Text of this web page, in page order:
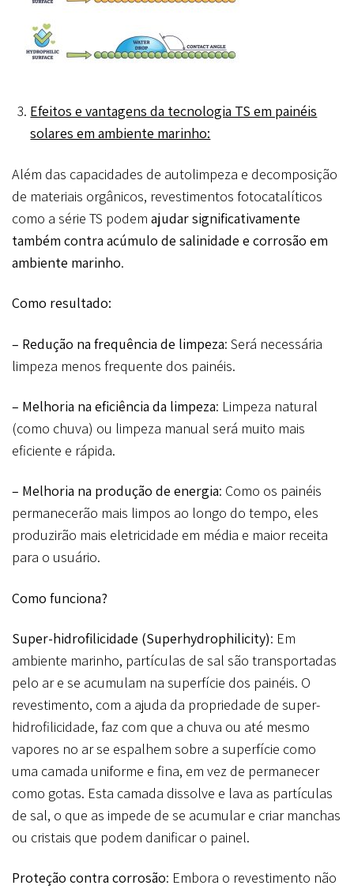
Efeitos e vantagens da tecnologia TS em painéis
solares em ambiente marinho:
Além das capacidades de autolimpeza e decomposição
de materiais orgânicos, revestimentos fotocatalíticos
como a série TS podem ajudar significativamente
também contra acúmulo de salinidade e corrosão em
ambiente marinho.
Como resultado:
– Redução na frequência de limpeza: Será necessária
limpeza menos frequente dos painéis.
– Melhoria na eficiência da limpeza: Limpeza natural
(como chuva) ou limpeza manual será muito mais
eficiente e rápida.
– Melhoria na produção de energia: Como os painéis
permanecerão mais limpos ao longo do tempo, eles
produzirão mais eletricidade em média e maior receita
para o usuário.
Como funciona?
Super-hidrofilicidade (Superhydrophilicity): Em
ambiente marinho, partículas de sal são transportadas
pelo ar e se acumulam na superfície dos painéis. O
revestimento, com a ajuda da propriedade de super-
hidrofilicidade, faz com que a chuva ou até mesmo
vapores no ar se espalhem sobre a superfície como
uma camada uniforme e fina, em vez de permanecer
como gotas. Esta camada dissolve e lava as partículas
de sal, o que as impede de se acumular e criar manchas
ou cristais que podem danificar o painel.
Proteção contra corrosão: Embora o revestimento não